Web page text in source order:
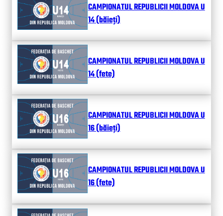
CAMPIONATUL REPUBLICII MOLDOVA U
14 (băieți)
CAMPIONATUL REPUBLICII MOLDOVA U
14 (fete)
CAMPIONATUL REPUBLICII MOLDOVA U
16 (băieți)
CAMPIONATUL REPUBLICII MOLDOVA U
16 (fete)